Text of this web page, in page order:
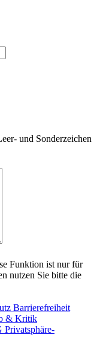
und Sonderzeichen
Funktion ist nur für
nutzen Sie bitte die
Barrierefreiheit
& Kritik
Privatsphäre-